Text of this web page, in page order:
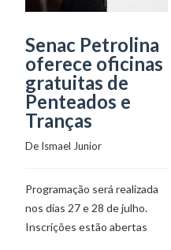
Senac Petrolina
oferece oficinas
gratuitas de
Penteados e
Tranças
De Ismael Junior
Programação será realizada
nos dias 27 e 28 de julho.
Inscrições estão abertas